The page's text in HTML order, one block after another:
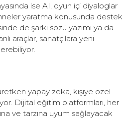
ise AI, oyun içi diyaloglar
yaratma konusunda destek
de şarkı sözü yazımı ya da
araçlar, sanatçılara yeni
yapay zeka, kişiye özel
Dijital eğitim platformları, her
ve tarzına uyum sağlayacak